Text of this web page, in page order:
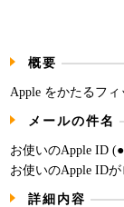
マンガ
概要
Apple をかたるフ
メールの件名
お使いのApple ID
お使いのApple IDが
詳細内容